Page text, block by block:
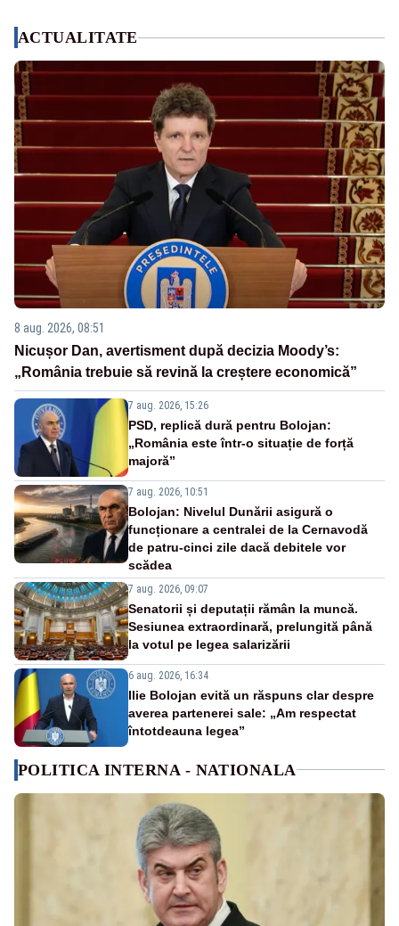
ACTUALITATE
8 aug. 2026, 08:51
Nicușor Dan, avertisment după decizia Moody’s:
„România trebuie să revină la creștere economică”
7 aug. 2026, 15:26
PSD, replică dură pentru Bolojan:
„România este într-o situație de forță
majoră”
7 aug. 2026, 10:51
Bolojan: Nivelul Dunării asigură o
funcționare a centralei de la Cernavodă
de patru-cinci zile dacă debitele vor
scădea
7 aug. 2026, 09:07
Senatorii și deputații rămân la muncă.
Sesiunea extraordinară, prelungită până
la votul pe legea salarizării
6 aug. 2026, 16:34
Ilie Bolojan evită un răspuns clar despre
averea partenerei sale: „Am respectat
întotdeauna legea”
POLITICA INTERNA - NATIONALA